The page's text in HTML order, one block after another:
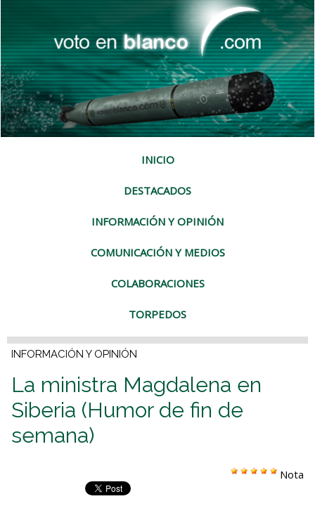
INICIO
DESTACADOS
INFORMACIÓN Y OPINIÓN
COMUNICACIÓN Y MEDIOS
COLABORACIONES
TORPEDOS
INFORMACIÓN Y OPINIÓN
La ministra Magdalena en
Siberia (Humor de fin de
semana)
Nota